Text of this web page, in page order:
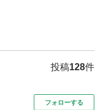
投稿128件
フォローする